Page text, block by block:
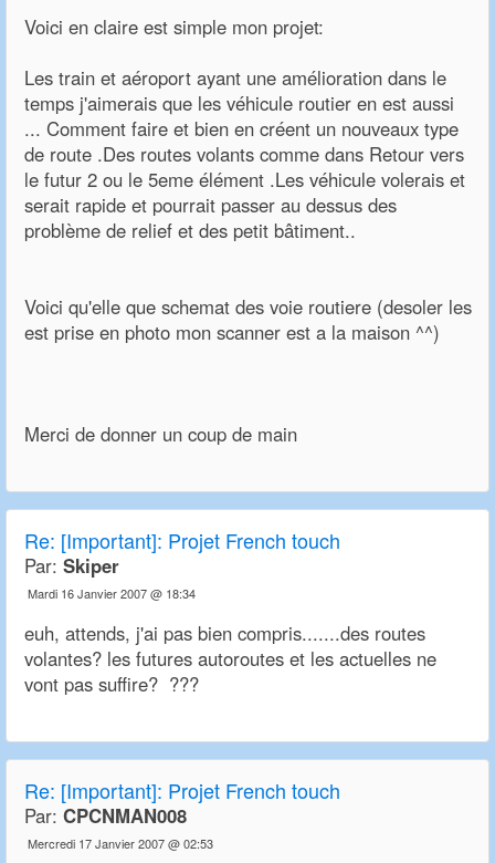
Voici en claire est simple mon projet:
Les train et aéroport ayant une amélioration dans le
temps j'aimerais que les véhicule routier en est aussi
... Comment faire et bien en créent un nouveaux type
de route .Des routes volants comme dans Retour vers
le futur 2 ou le 5eme élément .Les véhicule volerais et
serait rapide et pourrait passer au dessus des
problème de relief et des petit bâtiment..
Voici qu'elle que schemat des voie routiere (desoler les
est prise en photo mon scanner est a la maison ^^)
Merci de donner un coup de main
Re: [Important]: Projet French touch
Par: Skiper
Mardi 16 Janvier 2007 @ 18:34
euh, attends, j'ai pas bien compris.......des routes
volantes? les futures autoroutes et les actuelles ne
vont pas suffire? ???
Re: [Important]: Projet French touch
Par: CPCNMAN008
Mercredi 17 Janvier 2007 @ 02:53